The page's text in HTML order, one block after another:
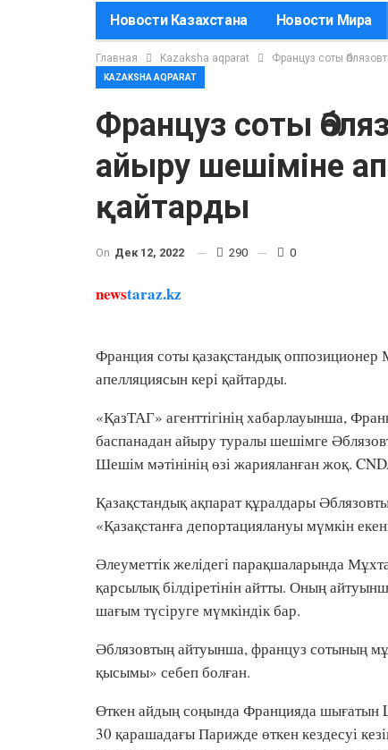
Новости Казахстана Новости Мира
Главная Kazaksha aqparat Француз соты
KAZAKSHA AQPARAT
Француз соты
айыру шешіміне
қайтарды
On Дек 12, 2022 290 0
newstaraz.kz
Франция соты қазақстандық
апелляциясын кері қайтарды.
«ҚазТАГ» агенттігінің хабарлауынша,
баспанадан айыру туралы шешімге
Шешім мәтінінің өзі жарияланған жоқ.
Қазақстандық ақпарат құралдары
«Қазақстанға депортациялануы мүмкін
Әлеуметтік желідегі парақшаларында
қарсылық білдіретінін айтты. Оның
шағым түсіруге мүмкіндік бар.
Әблязовтың айтуынша, француз сотының
қысымы» себеп болған.
Өткен айдың соңында Францияда шығатын
30 қарашадағы Парижде өткен кездесуі